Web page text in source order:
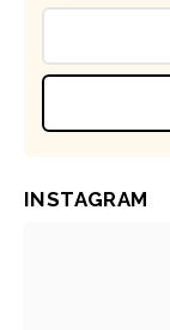
INSTAGRAM